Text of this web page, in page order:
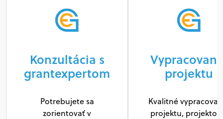
Konzultácia s
grantexpertom
Potrebujete sa
zorientovať v
projektu
Kvalitné
projektu,